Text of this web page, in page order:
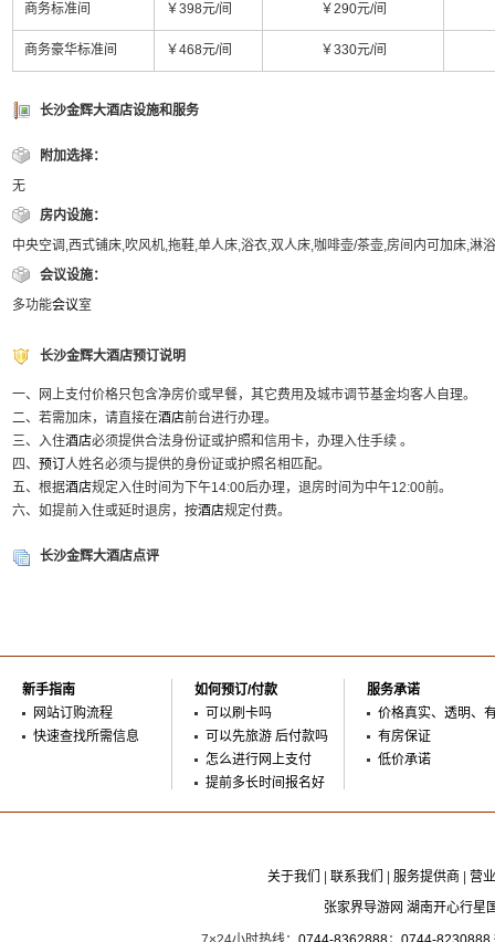
商务标准间 ￥398元/间 ￥290元/间
商务豪华标准间 ￥468元/间 ￥330元/间
长沙金辉大酒店设施和服务
附加选择：
无
房内设施：
中央空调,西式铺床,吹风机,拖鞋,单人床,浴衣,双人床,咖啡壶/茶壶,房间内可加床,淋
会议设施：
多功能会议室
长沙金辉大酒店预订说明
一、网上支付价格只包含净房价或早餐，其它费用及城市调节基金均客人自理。
二、若需加床，请直接在酒店前台进行办理。
三、入住酒店必须提供合法身份证或护照和信用卡，办理入住手续 。
四、 预订 人姓名必须与提供的身份证或护照名相匹配。
五、根据酒店规定入住时间为下午14:00后办理，退房时间为中午12:00前。
六、如提前入住或延时退房，按酒店规定付费。
长沙金辉大酒店点评
新手指南
网站订购流程
快速查找所需信息
如何预订/付款
可以刷卡吗
可以先旅游 后付款吗
怎么进行网上支付
提前多长时间报名好
服务承诺
价格真实、透明、
有房保证
低价承诺
关于我们 联系我们 服务提供商
营
张家界导游网 湖南开心行星